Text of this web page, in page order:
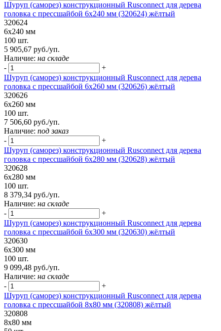
Шуруп (саморез) конструкционный Rusconnect для дерева
головка с прессшайбой 6х240 мм (320624) жёлтый
320624
6х240 мм
100 шт.
5 905,67 руб./уп.
Наличие: на складе
-
+
Шуруп (саморез) конструкционный Rusconnect для дерева
головка с прессшайбой 6х260 мм (320626) жёлтый
320626
6х260 мм
100 шт.
7 506,60 руб./уп.
Наличие: под заказ
-
+
Шуруп (саморез) конструкционный Rusconnect для дерева
головка с прессшайбой 6х280 мм (320628) жёлтый
320628
6х280 мм
100 шт.
8 379,34 руб./уп.
Наличие: на складе
-
+
Шуруп (саморез) конструкционный Rusconnect для дерева
головка с прессшайбой 6х300 мм (320630) жёлтый
320630
6х300 мм
100 шт.
9 099,48 руб./уп.
Наличие: на складе
-
+
Шуруп (саморез) конструкционный Rusconnect для дерева
головка с прессшайбой 8х80 мм (320808) жёлтый
320808
8х80 мм